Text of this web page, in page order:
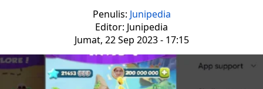
Penulis: Junipedia
Editor: Junipedia
Jumat, 22 Sep 2023 - 17:15